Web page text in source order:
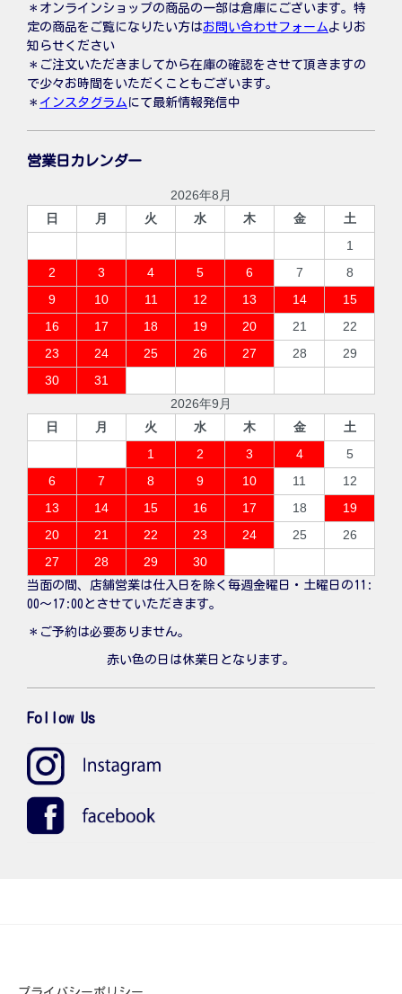
＊オンラインショップの商品の一部は倉庫にございます。特
定の商品をご覧になりたい方はお問い合わせフォーム よりお
知らせください
＊ご注文いただきましてから在庫の確認をさせて頂きますの
で少々お時間をいただくこともございます。
＊ インスタグラム にて最新情報発信中
営業日カレンダー
2026年8月
日
月 火 水 木 金
土
1
2
3 4 5 6 7
8
9
10 11 12 13 14
15
16
17 18 19 20 21
22
23
24 25 26 27 28
29
30
31
2026年9月
日
月 火 水 木 金
土
1
2 3 4
5
6
7 8 9 10 11
12
13
14 15 16 17 18
19
20
21 22 23 24 25
26
27
28 29 30
当面の間、店舗営業は仕入日を除く毎週金曜日・土曜日の11:
00〜17:00とさせていただきます。
＊ご予約は必要ありません。
赤い色の日は休業日となります。
Follow Us